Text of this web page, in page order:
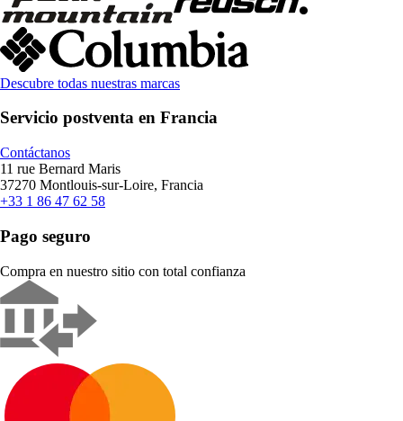
Descubre todas nuestras marcas
Servicio postventa en Francia
Contáctanos
11 rue Bernard Maris
37270 Montlouis-sur-Loire, Francia
+33 1 86 47 62 58
Pago seguro
Compra en nuestro sitio con total confianza